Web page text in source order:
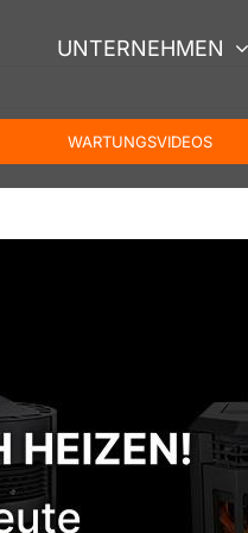
UNTERNEHMEN
WARTUNGSVIDEOS